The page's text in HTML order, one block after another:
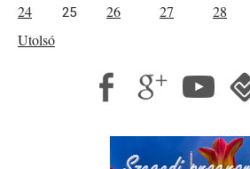
24
25 26 27 28
Utolsó